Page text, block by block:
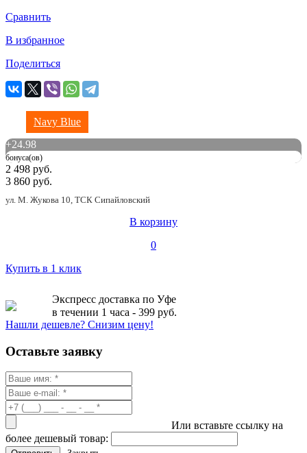
Сравнить
В избранное
Поделиться
Navy Blue
+24.98
бонуса(ов)
2 498 руб.
3 860 руб.
ул. М. Жукова 10, ТСК Сипайловский
В корзину
0
Купить в 1 клик
Экспресс доставка по Уфе
в течении 1 часа - 399 руб.
Нашли дешевле? Снизим цену!
Оставьте заявку
Или вставьте ссылку на
более дешевый товар: